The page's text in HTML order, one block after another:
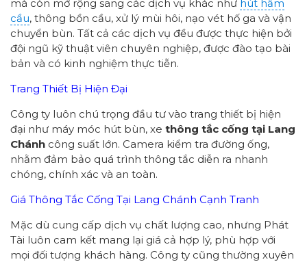
mà còn mở rộng sang các dịch vụ khác như hút hầm
cầu, thông bồn cầu, xử lý mùi hôi, nạo vét hố ga và vận
chuyển bùn. Tất cả các dịch vụ đều được thực hiện bởi
đội ngũ kỹ thuật viên chuyên nghiệp, được đào tạo bài
bản và có kinh nghiệm thực tiễn.
Trang Thiết Bị Hiện Đại
Công ty luôn chú trọng đầu tư vào trang thiết bị hiện
đại như máy móc hút bùn, xe thông tắc cống tại Lang
Chánh công suất lớn. Camera kiểm tra đường ống,
nhằm đảm bảo quá trình thông tắc diễn ra nhanh
chóng, chính xác và an toàn.
Giá Thông Tắc Cống Tại Lang Chánh Cạnh Tranh
Mặc dù cung cấp dịch vụ chất lượng cao, nhưng Phát
Tài luôn cam kết mang lại giá cả hợp lý, phù hợp với
mọi đối tượng khách hàng. Công ty cũng thường xuyên